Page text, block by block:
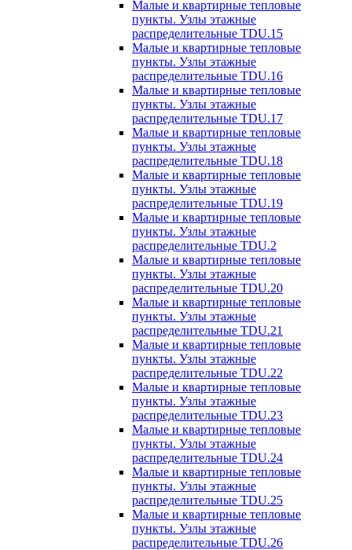
Малые и квартирные тепловые
пункты. Узлы этажные
распределительные TDU.15
Малые и квартирные тепловые
пункты. Узлы этажные
распределительные TDU.16
Малые и квартирные тепловые
пункты. Узлы этажные
распределительные TDU.17
Малые и квартирные тепловые
пункты. Узлы этажные
распределительные TDU.18
Малые и квартирные тепловые
пункты. Узлы этажные
распределительные TDU.19
Малые и квартирные тепловые
пункты. Узлы этажные
распределительные TDU.2
Малые и квартирные тепловые
пункты. Узлы этажные
распределительные TDU.20
Малые и квартирные тепловые
пункты. Узлы этажные
распределительные TDU.21
Малые и квартирные тепловые
пункты. Узлы этажные
распределительные TDU.22
Малые и квартирные тепловые
пункты. Узлы этажные
распределительные TDU.23
Малые и квартирные тепловые
пункты. Узлы этажные
распределительные TDU.24
Малые и квартирные тепловые
пункты. Узлы этажные
распределительные TDU.25
Малые и квартирные тепловые
пункты. Узлы этажные
распределительные TDU.26